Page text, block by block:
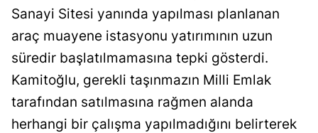
Sanayi Sitesi yanında yapılması planlanan
araç muayene istasyonu yatırımının uzun
süredir başlatılmamasına tepki gösterdi.
Kamitoğlu, gerekli taşınmazın Milli Emlak
tarafından satılmasına rağmen alanda
herhangi bir çalışma yapılmadığını belirterek